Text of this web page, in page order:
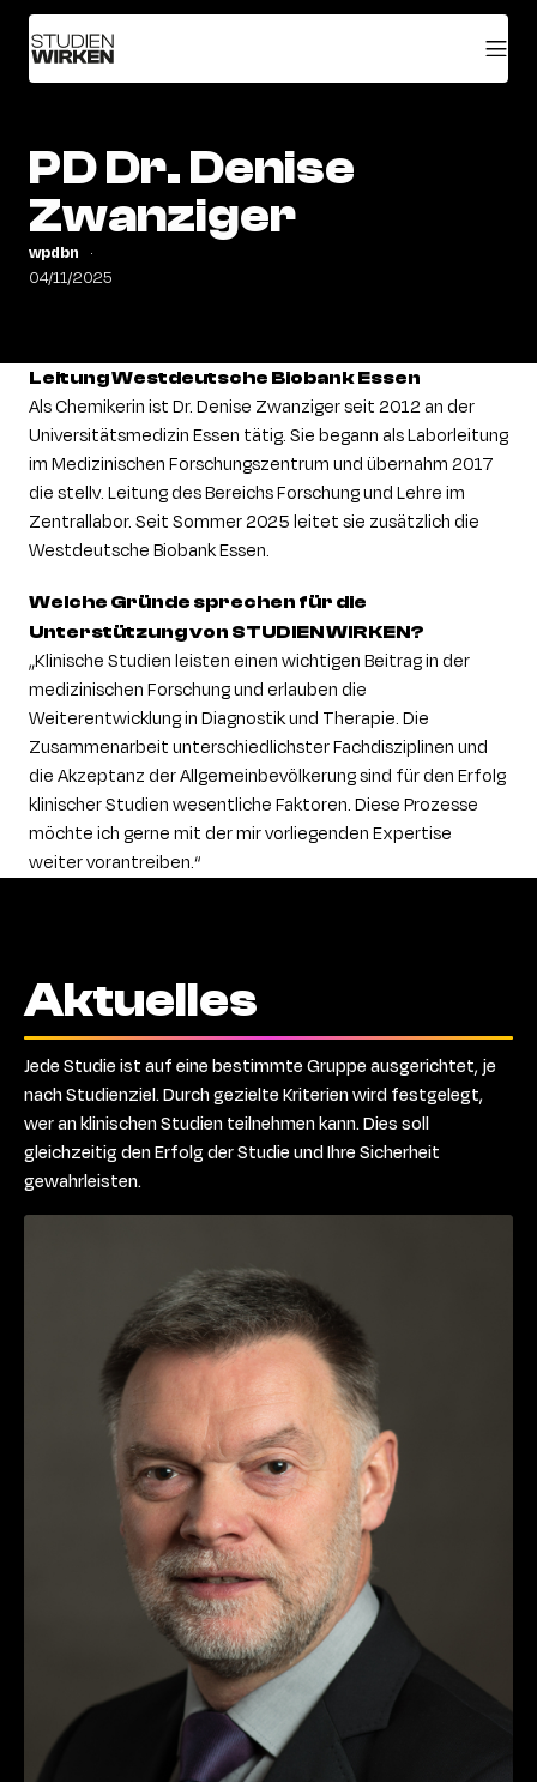
PD Dr. Denise
Zwanziger
wpdbn
04/11/2025
Leitung Westdeutsche Biobank Essen
Als Chemikerin ist Dr. Denise Zwanziger seit 2012 an der
Universitätsmedizin Essen tätig. Sie begann als Laborleitung
im Medizinischen Forschungszentrum und übernahm 2017
die stellv. Leitung des Bereichs Forschung und Lehre im
Zentrallabor. Seit Sommer 2025 leitet sie zusätzlich die
Westdeutsche Biobank Essen.
Welche Gründe sprechen für die
Unterstützung von STUDIENWIRKEN?
„Klinische Studien leisten einen wichtigen Beitrag in der
medizinischen Forschung und erlauben die
Weiterentwicklung in Diagnostik und Therapie. Die
Zusammenarbeit unterschiedlichster Fachdisziplinen und
die Akzeptanz der Allgemeinbevölkerung sind für den Erfolg
klinischer Studien wesentliche Faktoren. Diese Prozesse
möchte ich gerne mit der mir vorliegenden Expertise
weiter vorantreiben.“
Aktuelles
Jede Studie ist auf eine bestimmte Gruppe ausgerichtet, je
nach Studienziel. Durch gezielte Kriterien wird festgelegt,
wer an klinischen Studien teilnehmen kann. Dies soll
gleichzeitig den Erfolg der Studie und Ihre Sicherheit
gewahrleisten.